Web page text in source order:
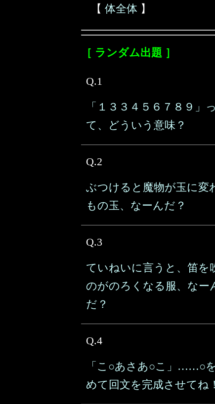
【 体全体 】
［ ランダム出題 ］
Q.1
「１３３４５６７８９」っ
て、どういう意味？
Q.2
ぶつけると魔物が玉に変
もの玉、なーんだ？
Q.3
ていねいに言うと、笛を
のがのろくなる服、なー
だ？
Q.4
「こ○あさあ○こ」……○
めて回文を完成させてね！